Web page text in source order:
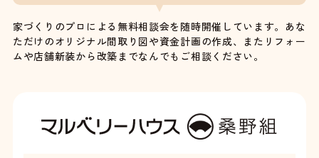
家づくりのプロによる無料相談会を随時開催しています。あな
ただけのオリジナル間取り図や資金計画の作成、またリフォー
ムや店舗新装から改築までなんでもご相談ください。